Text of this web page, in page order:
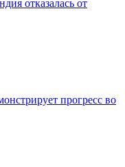
отказалась от
прогресс во